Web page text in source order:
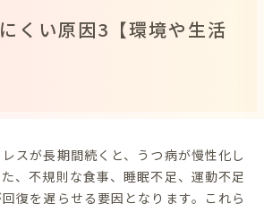
くい原因3【環境や生活
スが長期間続くと、うつ病が慢性化し
、不規則な食事、睡眠不足、運動不足
復を遅らせる要因となります。これら